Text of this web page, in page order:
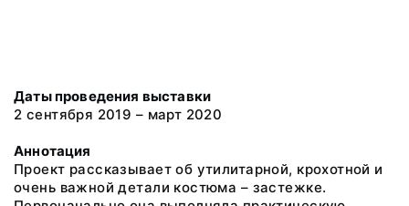
Даты проведения выставки
2 сентября 2019 – март 2020
Аннотация
Проект рассказывает об утилитарной, крохотной и
очень важной детали костюма – застежке.